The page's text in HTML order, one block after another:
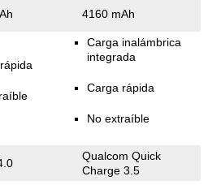
4160 mAh
Carga inalámbrica
integrada
Carga rápida
No extraíble
Qualcom Quick
Charge 3.5